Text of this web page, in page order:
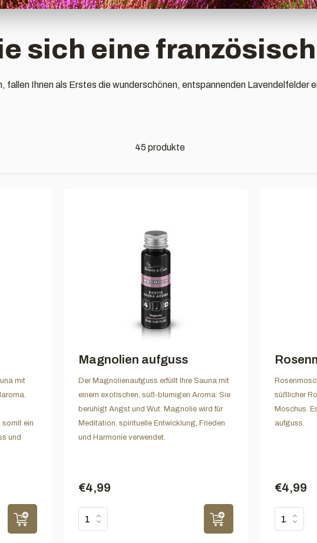
sich eine
fallen Ihnen als Erstes die wunderschönen, entspannenden Lavendelfelder
45 produkte
mit
somit ein
und
Magnolien aufguss
Der Magnolienaufguss erfüllt Ihre Sauna mit
einem exotischen, süß-blumigen Aroma. Sie
beruhigt Angst und Wut. Magnolie wird für
Meditation, spirituelle Entwicklung, Frieden
und Harmonie verwendet.
€4,99
süßlicher
Moschus.
aufguss.
€4,99